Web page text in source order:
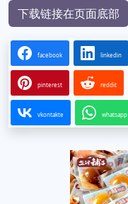
下载链接在页面底部
facebook linkedin
pinterest reddit
vkontakte whatsapp